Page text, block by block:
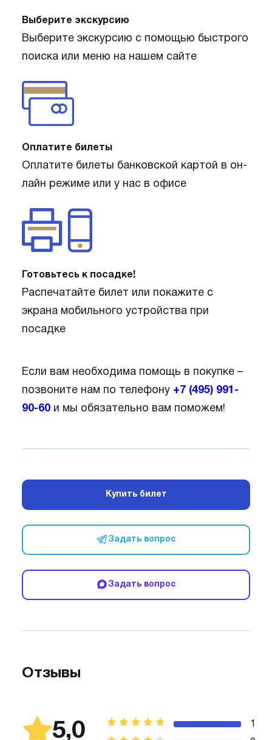
Выберите экскурсию
Выберите экскурсию с помощью быстрого
поиска или меню на нашем сайте
Оплатите билеты
Оплатите билеты банковской картой в он-
лайн режиме или у нас в офисе
Готовьтесь к посадке!
Распечатайте билет или покажите с
экрана мобильного устройства при
посадке
Если вам необходима помощь в покупке –
позвоните нам по телефону +7 (495) 991-
90-60и мы обязательно вам поможем!
Купить билет
Задать вопрос
Задать вопрос
Отзывы
5,0 1